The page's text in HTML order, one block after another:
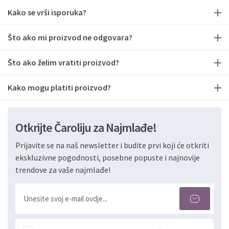
Kako se vrši isporuka?
Što ako mi proizvod ne odgovara?
Što ako želim vratiti proizvod?
Kako mogu platiti proizvod?
Otkrijte Čaroliju za Najmlađe!
Prijavite se na naš newsletter i budite prvi koji će otkriti
ekskluzivne pogodnosti, posebne popuste i najnovije
trendove za vaše najmlađe!